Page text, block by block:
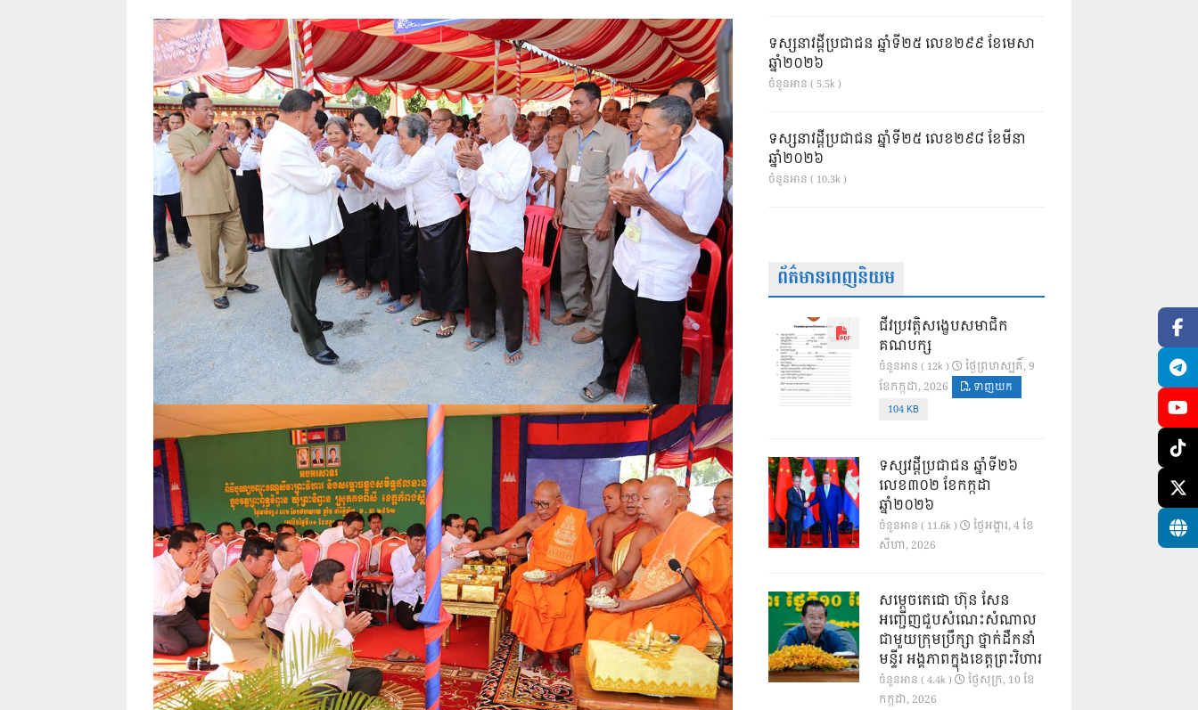
ទស្សនាវដ្ដីប្រជាជន ឆ្នាំទី២៥ លេខ២៩៩ ខែមេសា
ឆ្នាំ២០២៦
ចំនួនអាន ( 5.5k )
ទស្សនាវដ្ដីប្រជាជន ឆ្នាំទី២៥ លេខ២៩៨ ខែមីនា
ឆ្នាំ២០២៦
ចំនួនអាន ( 10.3k )
ព័ត៌មានពេញនិយម
ជីវប្រវត្តិសង្ខេបសមាជិក
គណបក្ស
ចំនួនអាន ( 12k )
ថ្ងៃ​ព្រហស្បតិ៍, 9
ខែ​កក្កដា, 2026
ទាញយក
104 KB
ទស្សវដ្តីប្រជាជន ឆ្នាំទី២៦
លេខ៣០២ ខែកក្កដា
ឆ្នាំ២០២៦
ចំនួនអាន ( 11.6k )
ថ្ងៃ​អង្គារ, 4 ខែ​
សីហា, 2026
សម្តេចតេជោ ហ៊ុន សែន
អញ្ជើញជួបសំណេះសំណាល
ជាមួយក្រុមប្រឹក្សា ថ្នាក់ដឹកនាំ
មន្ទីរ អង្គភាពក្នុងខេត្តព្រះវិហារ
ចំនួនអាន ( 4.4k )
ថ្ងៃ​សុក្រ, 10 ខែ​
កក្កដា, 2026